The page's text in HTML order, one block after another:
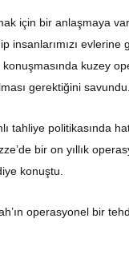
için bir anlaşmaya
kuzey
gerektiğini savundu.
politikasında
bir on yıllık
konuştu.
operasyonel bir